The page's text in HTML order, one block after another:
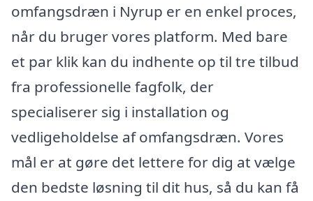
omfangsdræn i Nyrup er en enkel proces,
når du bruger vores platform. Med bare
et par klik kan du indhente op til tre tilbud
fra professionelle fagfolk, der
specialiserer sig i installation og
vedligeholdelse af omfangsdræn. Vores
mål er at gøre det lettere for dig at vælge
den bedste løsning til dit hus, så du kan få